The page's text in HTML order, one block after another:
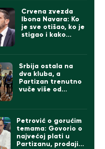
Crvena zvezda
Ibona Navara: Ko
je sve otišao, ko je
stigao i kako
Srbija ostala na
dva kluba, a
Partizan trenutno
vuče više od
Petrović o gorućim
temama: Govorio o
najvećoj plati u
Partizanu, prodaji